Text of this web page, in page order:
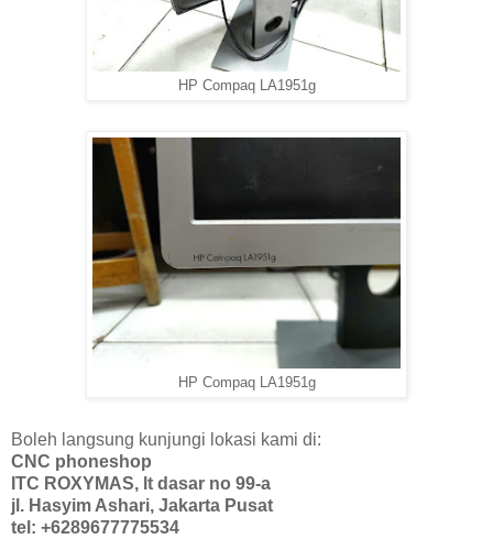
HP Compaq LA1951g
HP Compaq LA1951g
Boleh langsung kunjungi lokasi kami di:
CNC phoneshop
ITC ROXYMAS, lt dasar no 99-a
jl. Hasyim Ashari, Jakarta Pusat
tel: +6289677775534